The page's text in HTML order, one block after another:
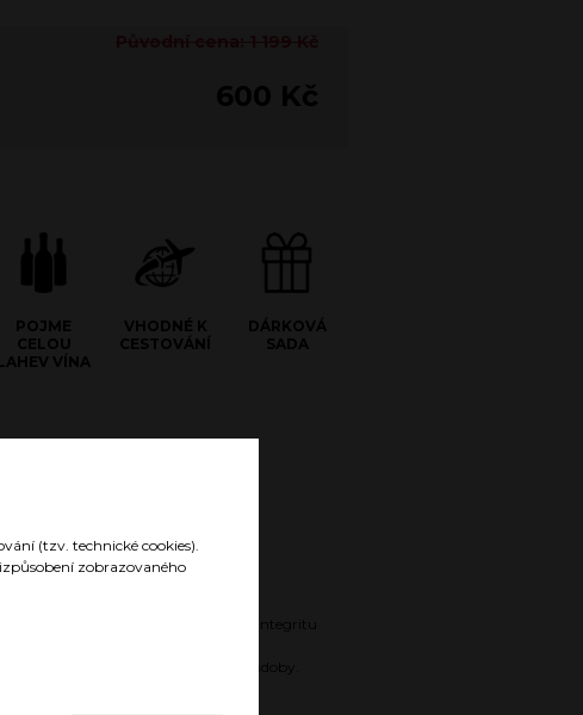
(tzv. technické cookies).
zobrazovaného
POJME
CELOU
VÍNA
VHODNÉ K
CESTOVÁNÍ
DÁRKOVÁ
SADA
Gravírované logo nepoškozuje integritu
a nijak neovlivňuje vlastnosti nádoby.